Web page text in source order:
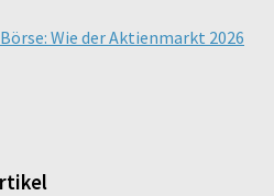
Wie der Aktienmarkt 2026